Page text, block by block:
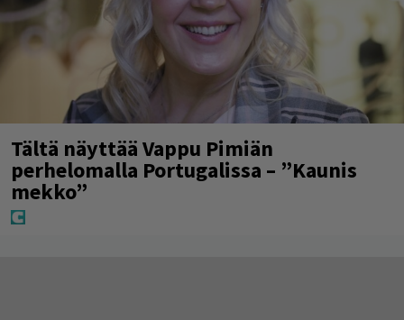
Tältä näyttää Vappu Pimiän
perhelomalla Portugalissa – ”Kaunis
mekko”